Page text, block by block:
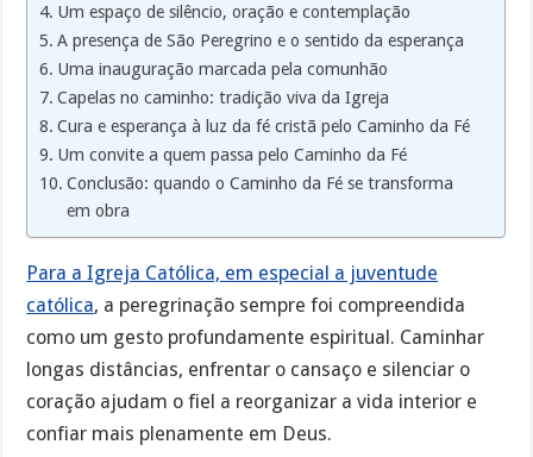
Um espaço de silêncio, oração e contemplação
A presença de São Peregrino e o sentido da esperança
Uma inauguração marcada pela comunhão
Capelas no caminho: tradição viva da Igreja
Cura e esperança à luz da fé cristã pelo Caminho da Fé
Um convite a quem passa pelo Caminho da Fé
Conclusão: quando o Caminho da Fé se transforma
em obra
Para a Igreja Católica, em especial a juventude
católica, a peregrinação sempre foi compreendida
como um gesto profundamente espiritual. Caminhar
longas distâncias, enfrentar o cansaço e silenciar o
coração ajudam o fiel a reorganizar a vida interior e
confiar mais plenamente em Deus.